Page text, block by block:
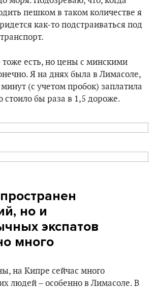
пешком в таком количестве я
как-то подстраиваться под
есть, но цены с минскими
Я на днях была в Лимасоле,
(с учетом пробок) заплатила
стоило бы раза в 1,5 дороже.
но и
экспатов
много
на Кипре сейчас много
людей – особенно в Лимасоле. В